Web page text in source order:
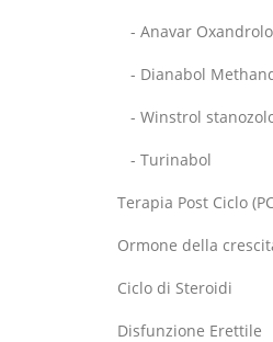
- Anavar
- Dianabol
- Winstrol
- Turinabol
Terapia Post Ciclo
Ormone della
Ciclo di Steroidi
Disfunzione Erettile